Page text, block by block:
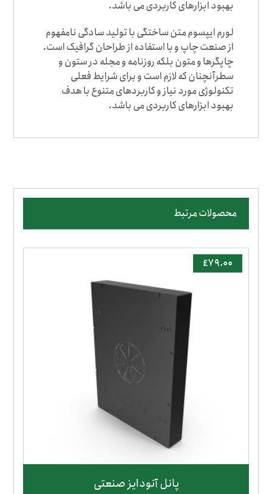
بهبود ابزارهای کاربردی می باشد.
لورم ایپسوم متن ساختگی با تولید سادگی نامفهوم
از صنعت چاپ و با استفاده از طراحان گرافیک است.
چاپگرها و متون بلکه روزنامه و مجله در ستون و
سطرآنچنان که لازم است و برای شرایط فعلی
تکنولوژی مورد نیاز و کاربردهای متنوع با هدف
بهبود ابزارهای کاربردی می باشد.
محصولات مرتبط
پانل آنودایز صنعتی
£۷۹.۰۰